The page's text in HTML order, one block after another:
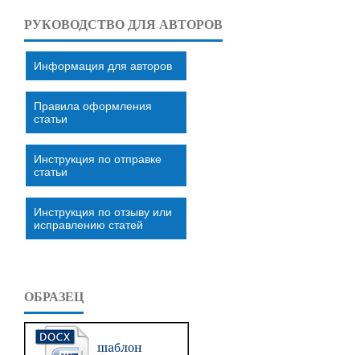
РУКОВОДСТВО ДЛЯ АВТОРОВ
Информация для авторов
Правила оформления
статьи
Инструкция по отправке
статьи
Инструкция по отзыву или
исправлению статей
ОБРАЗЕЦ